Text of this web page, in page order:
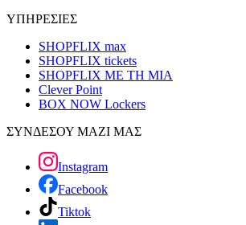
ΥΠΗΡΕΣΙΕΣ
SHOPFLIX max
SHOPFLIX tickets
SHOPFLIX ΜΕ ΤΗ ΜΙΑ
Clever Point
BOX NOW Lockers
ΣΥΝΔΕΣΟΥ ΜΑΖΙ ΜΑΣ
Instagram
Facebook
Tiktok